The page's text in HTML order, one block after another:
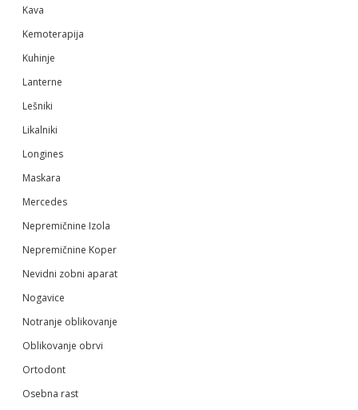
Kava
Kemoterapija
Kuhinje
Lanterne
Lešniki
Likalniki
Longines
Maskara
Mercedes
Nepremičnine Izola
Nepremičnine Koper
Nevidni zobni aparat
Nogavice
Notranje oblikovanje
Oblikovanje obrvi
Ortodont
Osebna rast